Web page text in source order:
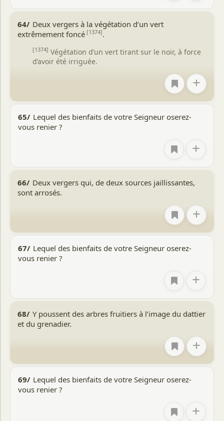
64/ Deux vergers à la végétation d’un vert
extrêmement foncé [1374].
[1374] Végétation d’un vert tirant sur le noir, à force
d’avoir été irriguée.
+
65/ Lequel des bienfaits de votre Seigneur oserez-
vous renier ?
+
66/ Deux vergers qui, de deux sources jaillissantes,
sont arrosés.
+
67/ Lequel des bienfaits de votre Seigneur oserez-
vous renier ?
+
68/ Y poussent des arbres fruitiers à l’image du dattier
et du grenadier.
+
69/ Lequel des bienfaits de votre Seigneur oserez-
vous renier ?
+